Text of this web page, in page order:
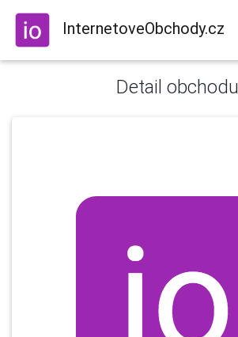
InternetoveObchody.cz
Detail obchodu